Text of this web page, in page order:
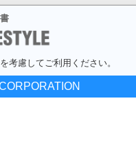
考慮してご利用ください。